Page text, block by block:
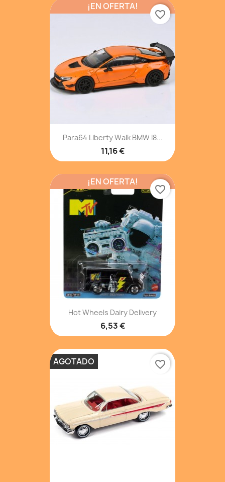
Para64 Liberty Walk BMW I8...
11,16 €
¡EN OFERTA!
favorite_border
Hot Wheels Dairy Delivery
6,53 €
¡EN OFERTA!
favorite_border
AGOTADO favorite_border